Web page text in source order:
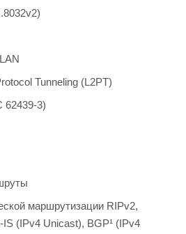
Tunneling (L2PT)
62439-3)
маршрутизации RIPv2,
(IPv4 Unicast), BGP¹ (IPv4